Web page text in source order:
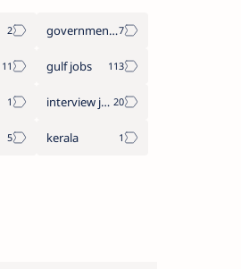
government information
gulf jobs
interview jobs
kerala